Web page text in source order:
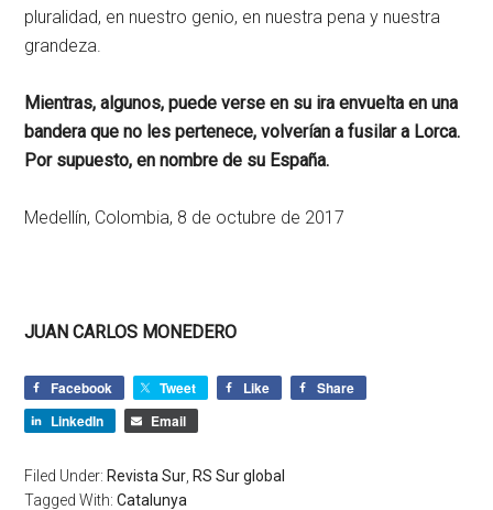
pluralidad, en nuestro genio, en nuestra pena y nuestra
grandeza.
Mientras, algunos, puede verse en su ira envuelta en una
bandera que no les pertenece, volverían a fusilar a Lorca.
Por supuesto, en nombre de su España.
Medellín, Colombia, 8 de octubre de 2017
JUAN CARLOS MONEDERO
Facebook Tweet Like
Share
LinkedIn
Email
Filed Under: Revista Sur RS Sur global
Tagged With:Catalunya